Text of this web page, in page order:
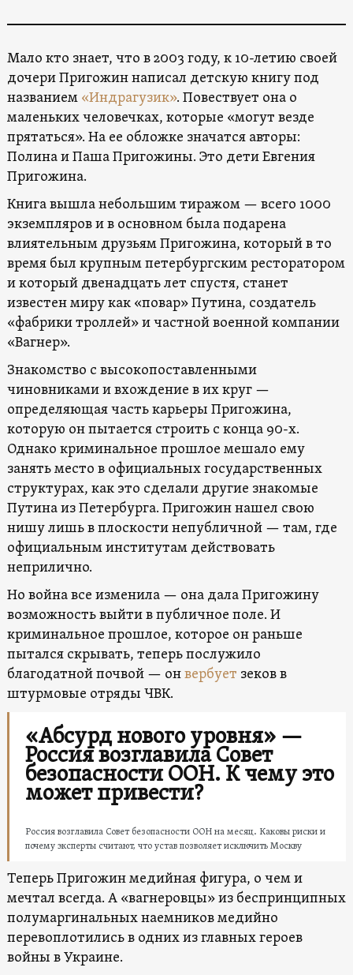
Мало кто знает, что в 2003 году, к 10-летию своей
дочери Пригожин написал детскую книгу под
названием «Индрагузик». Повествует она о
маленьких человечках, которые «могут везде
прятаться». На ее обложке значатся авторы:
Полина и Паша Пригожины. Это дети Евгения
Пригожина.
Книга вышла небольшим тиражом — всего 1000
экземпляров и в основном была подарена
влиятельным друзьям Пригожина, который в то
время был крупным петербургским ресторатором
и который двенадцать лет спустя, станет
известен миру как «повар» Путина, создатель
«фабрики троллей» и частной военной компании
«Вагнер».
Знакомство с высокопоставленными
чиновниками и вхождение в их круг —
определяющая часть карьеры Пригожина,
которую он пытается строить с конца 90-х.
Однако криминальное прошлое мешало ему
занять место в официальных государственных
структурах, как это сделали другие знакомые
Путина из Петербурга. Пригожин нашел свою
нишу лишь в плоскости непубличной — там, где
официальным институтам действовать
неприлично.
Но война все изменила — она дала Пригожину
возможность выйти в публичное поле. И
криминальное прошлое, которое он раньше
пытался скрывать, теперь послужило
благодатной почвой — онвербует зеков в
штурмовые отряды ЧВК.
«Абсурд нового уровня» —
Россия возглавила Совет
безопасности ООН. К чему это
может привести?
Россия возглавила Совет безопасности ООН на месяц. Каковы риски и
почему эксперты считают, что устав позволяет исключить Москву
Теперь Пригожин медийная фигура, о чем и
мечтал всегда. А «вагнеровцы» из беспринципных
полумаргинальных наемников медийно
перевоплотились в одних из главных героев
войны в Украине.